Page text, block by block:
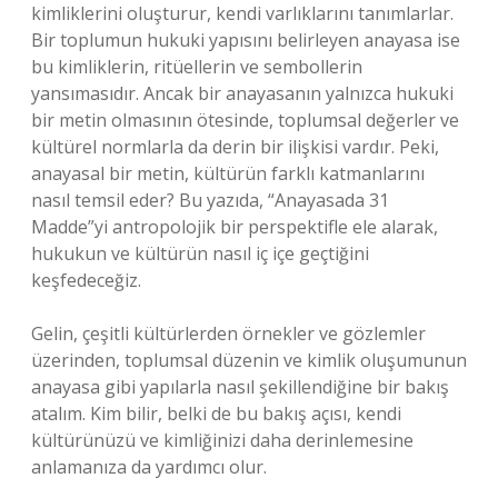
kimliklerini oluşturur, kendi varlıklarını tanımlarlar.
Bir toplumun hukuki yapısını belirleyen anayasa ise
bu kimliklerin, ritüellerin ve sembollerin
yansımasıdır. Ancak bir anayasanın yalnızca hukuki
bir metin olmasının ötesinde, toplumsal değerler ve
kültürel normlarla da derin bir ilişkisi vardır. Peki,
anayasal bir metin, kültürün farklı katmanlarını
nasıl temsil eder? Bu yazıda, “Anayasada 31
Madde”yi antropolojik bir perspektifle ele alarak,
hukukun ve kültürün nasıl iç içe geçtiğini
keşfedeceğiz.
Gelin, çeşitli kültürlerden örnekler ve gözlemler
üzerinden, toplumsal düzenin ve kimlik oluşumunun
anayasa gibi yapılarla nasıl şekillendiğine bir bakış
atalım. Kim bilir, belki de bu bakış açısı, kendi
kültürünüzü ve kimliğinizi daha derinlemesine
anlamanıza da yardımcı olur.